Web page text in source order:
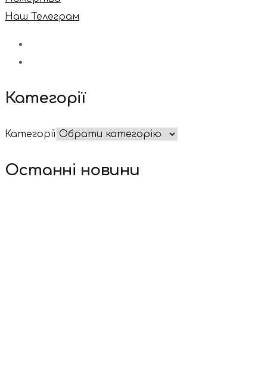
Наш Телеграм
Категорії
Категорії
Останні новини